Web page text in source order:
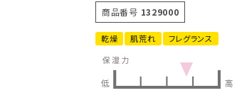
その他
頭皮クレンジング
商品番号 1329000
乾燥 肌荒れ フレグランス